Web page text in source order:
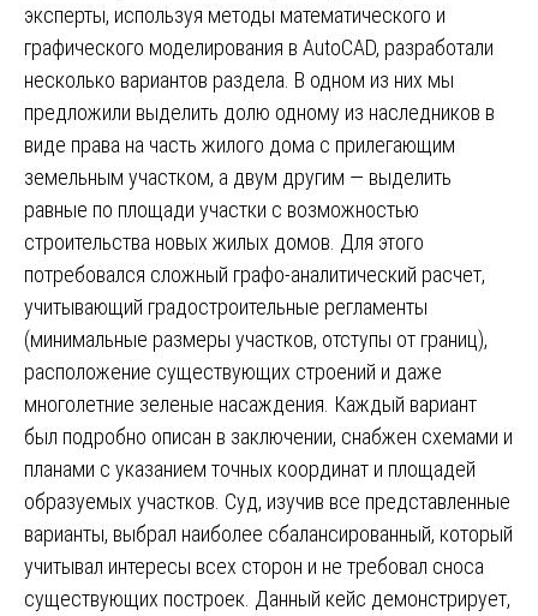
эксперты, используя методы математического и
графического моделирования в AutoCAD, разработали
несколько вариантов раздела. В одном из них мы
предложили выделить долю одному из наследников в
виде права на часть жилого дома с прилегающим
земельным участком, а двум другим — выделить
равные по площади участки с возможностью
строительства новых жилых домов. Для этого
потребовался сложный графо-аналитический расчет,
учитывающий градостроительные регламенты
(минимальные размеры участков, отступы от границ),
расположение существующих строений и даже
многолетние зеленые насаждения. Каждый вариант
был подробно описан в заключении, снабжен схемами и
планами с указанием точных координат и площадей
образуемых участков. Суд, изучив все представленные
варианты, выбрал наиболее сбалансированный, который
учитывал интересы всех сторон и не требовал сноса
существующих построек. Данный кейс демонстрирует,